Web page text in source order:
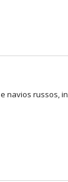
navios russos,